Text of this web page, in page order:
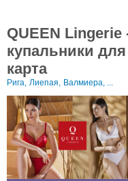
QUEEN
купальники
карта
Рига, Лиепая, Валмиера, ...